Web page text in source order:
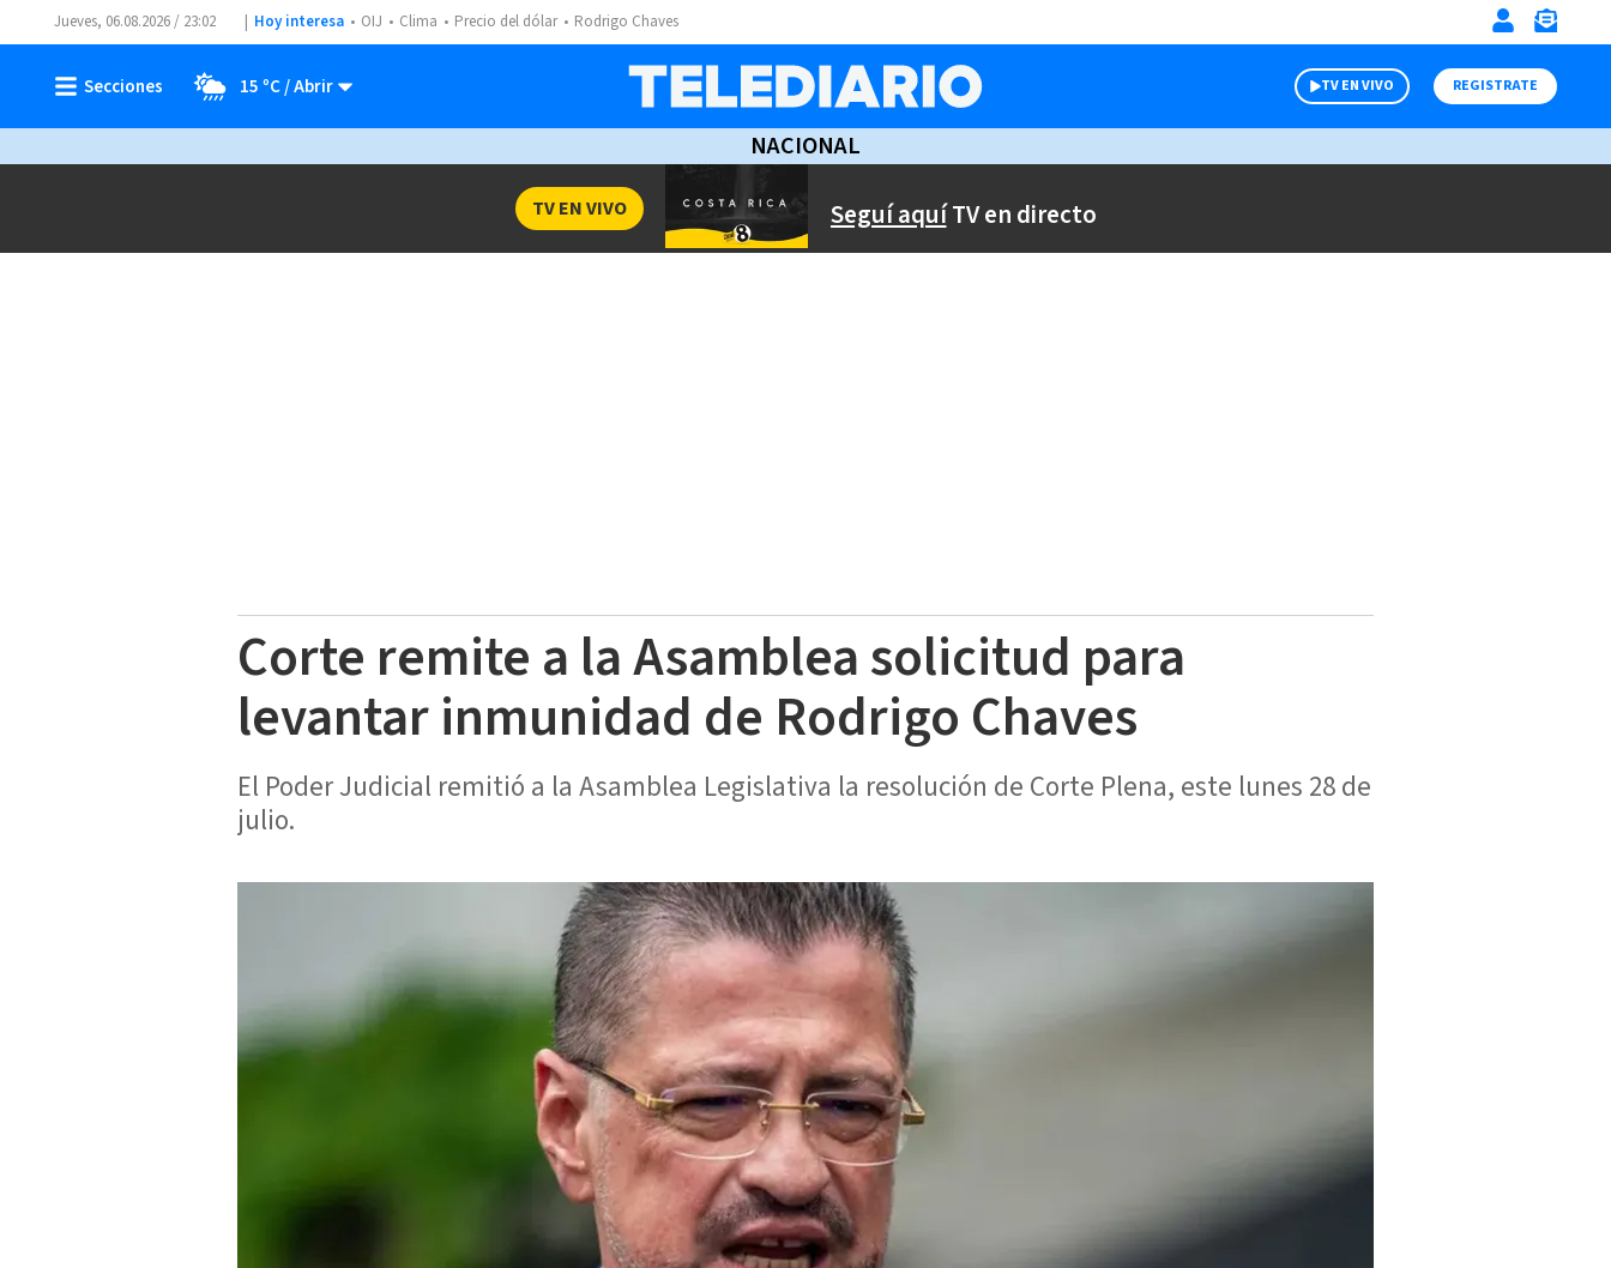
Jueves, 06.08.2026 / 23:02 Hoy interesa OIJ Clima Precio del dólar Rodrigo Chaves
15 ºC TV EN VIVO REGISTRATE
NACIONAL
Seguí aquíTV en directo
TV EN VIVO
Corte remite a la Asamblea solicitud para
levantar inmunidad de Rodrigo Chaves
El Poder Judicial remitió a la Asamblea Legislativa la resolución de Corte Plena, este lunes 28 de
julio.